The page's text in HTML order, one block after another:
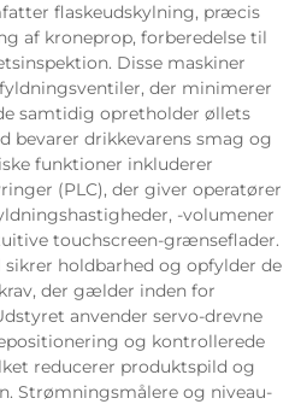
flaskeudskylning, præcis
af kroneprop, forberedelse til
Disse maskiner
der minimerer
samtidig opretholder øllets
bevarer drikkevarens smag og
funktioner inkluderer
(PLC), der giver operatører
-volumener
touchscreen-grænseflader.
holdbarhed og opfylder de
der gælder inden for
anvender servo-drevne
og kontrollerede
reducerer produktspild og
Strømningsmålere og niveau-